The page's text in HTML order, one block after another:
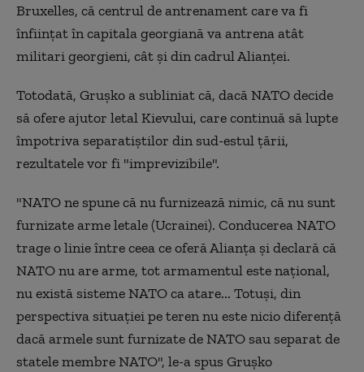
Bruxelles, că centrul de antrenament care va fi
înfiinţat în capitala georgiană va antrena atât
militari georgieni, cât şi din cadrul Alianţei.
Totodată, Gruşko a subliniat că, dacă NATO decide
să ofere ajutor letal Kievului, care continuă să lupte
împotriva separatiştilor din sud-estul ţării,
rezultatele vor fi "imprevizibile".
"NATO ne spune că nu furnizează nimic, că nu sunt
furnizate arme letale (Ucrainei). Conducerea NATO
trage o linie între ceea ce oferă Alianţa şi declară că
NATO nu are arme, tot armamentul este naţional,
nu există sisteme NATO ca atare... Totuşi, din
perspectiva situaţiei pe teren nu este nicio diferenţă
dacă armele sunt furnizate de NATO sau separat de
statele membre NATO", le-a spus Gruşko